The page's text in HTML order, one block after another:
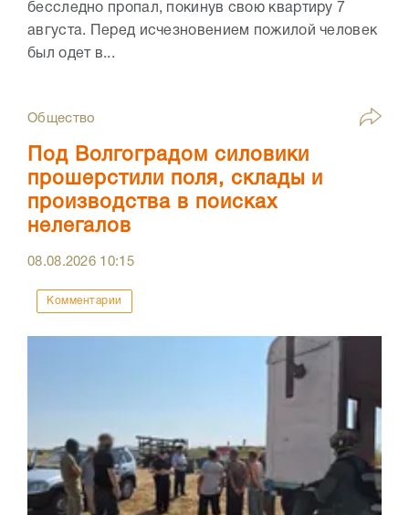
бесследно пропал, покинув свою квартиру 7
августа. Перед исчезновением пожилой человек
был одет в...
Общество
Под Волгоградом силовики
прошерстили поля, склады и
производства в поисках
нелегалов
08.08.2026 10:15
Комментарии